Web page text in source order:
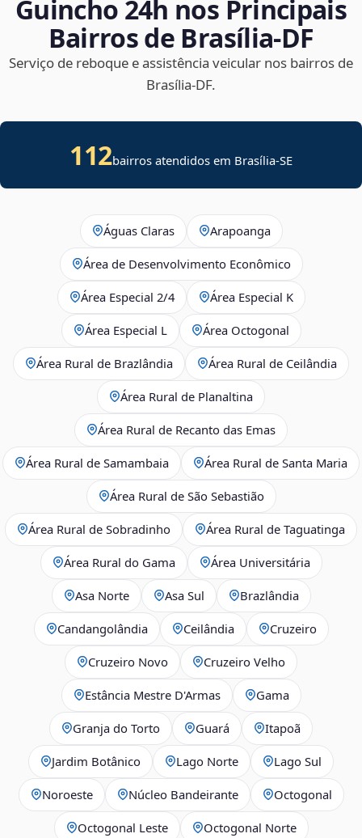
Guincho 24h nos Principais
Bairros de Brasília‑DF
Serviço de reboque e assistência veicular nos bairros de
Brasília‑DF.
112bairros atendidos em Brasília-SE
Águas Claras Arapoanga
Área de Desenvolvimento Econômico
Área Especial 2/4 Área Especial K
Área Especial L Área Octogonal
Área Rural de Brazlândia Área Rural de Ceilândia
Área Rural de Planaltina
Área Rural de Recanto das Emas
Área Rural de Samambaia Área Rural de Santa Maria
Área Rural de São Sebastião
Área Rural de Sobradinho Área Rural de Taguatinga
Área Rural do Gama Área Universitária
Asa Norte Asa Sul Brazlândia
Candangolândia Ceilândia Cruzeiro
Cruzeiro Novo Cruzeiro Velho
Estância Mestre D'Armas Gama
Granja do Torto Guará Itapoã
Jardim Botânico Lago Norte Lago Sul
Noroeste Núcleo Bandeirante Octogonal
Octogonal Leste Octogonal Norte